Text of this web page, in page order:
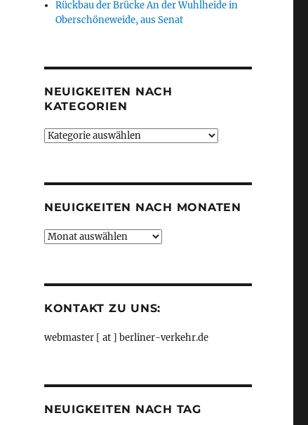
Rückbau der Brücke An der Wuhlheide in
Oberschöneweide, aus Senat
NEUIGKEITEN NACH
KATEGORIEN
Neuigkeiten
NEUIGKEITEN NACH MONATEN
Neuigkeiten
KONTAKT ZU UNS:
webmaster [ at ] berliner-verkehr.de
NEUIGKEITEN NACH TAG